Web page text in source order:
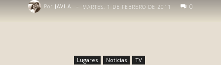
Por JAVI A. - MARTES, 1 DE FEBRERO DE 2011 0
Lugares Noticias TV